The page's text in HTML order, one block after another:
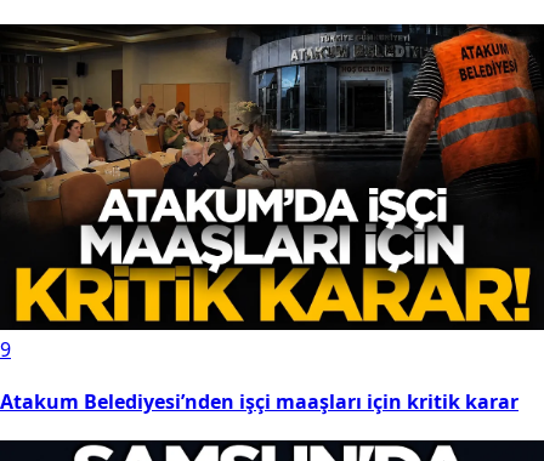
9
Atakum Belediyesi’nden işçi maaşları için kritik karar